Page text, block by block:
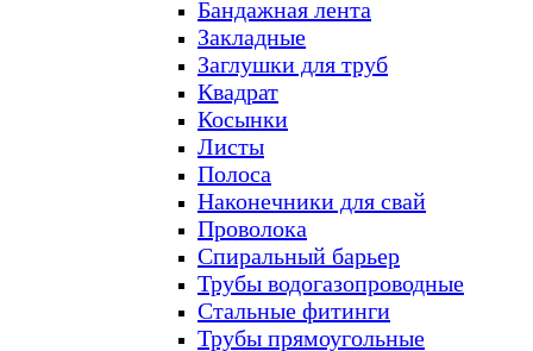
Бандажная лента
Закладные
Заглушки для труб
Квадрат
Косынки
Листы
Полоса
Наконечники для свай
Проволока
Спиральный барьер
Трубы водогазопроводные
Стальные фитинги
Трубы прямоугольные